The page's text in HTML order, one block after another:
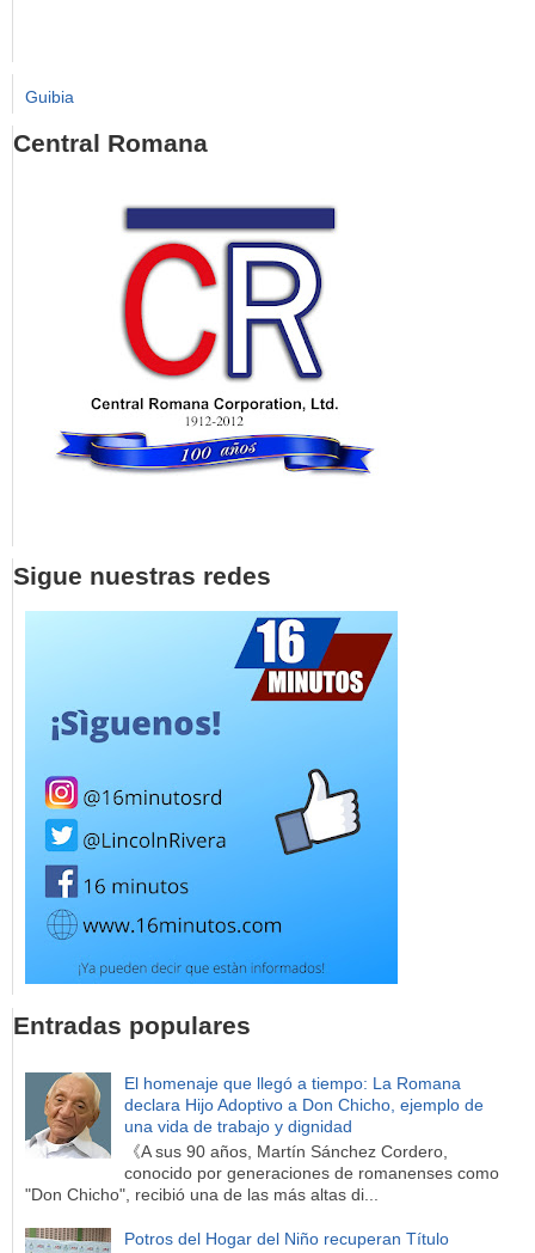
Guibia
Central Romana
Sigue nuestras redes
Entradas populares
El homenaje que llegó a tiempo: La Romana
declara Hijo Adoptivo a Don Chicho, ejemplo de
una vida de trabajo y dignidad
《A sus 90 años, Martín Sánchez Cordero,
conocido por generaciones de romanenses como
"Don Chicho", recibió una de las más altas di...
Potros del Hogar del Niño recuperan Título